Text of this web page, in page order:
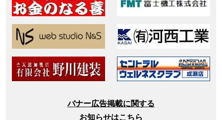
バナー広告掲載に関する
お知らせはこちら